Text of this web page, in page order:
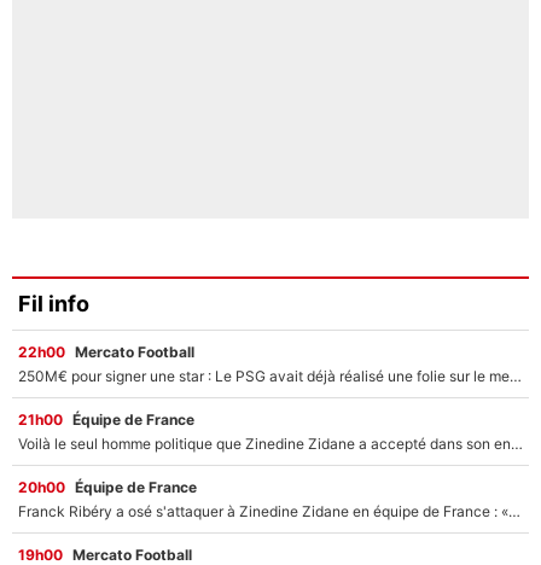
Fil info
22h00 Mercato Football
250M€ pour signer une star : Le PSG avait déjà réalisé une folie sur le mercato bien avant Neymar !
21h00 Équipe de France
Voilà le seul homme politique que Zinedine Zidane a accepté dans son entourage : «Je garde un très bon souvenir de lui»
20h00 Équipe de France
Franck Ribéry a osé s'attaquer à Zinedine Zidane en équipe de France : «Je n'aurais jamais fait ça»
19h00 Mercato Football